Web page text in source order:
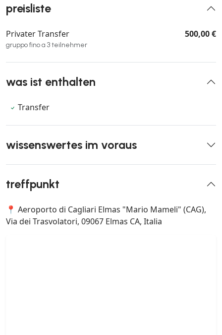
preisliste
Privater Transfer
gruppo fino a 3 teilnehmer
500,00 €
was ist enthalten
Transfer
wissenswertes im voraus
treffpunkt
📍 Aeroporto di Cagliari Elmas "Mario Mameli" (CAG),
Via dei Trasvolatori, 09067 Elmas CA, Italia